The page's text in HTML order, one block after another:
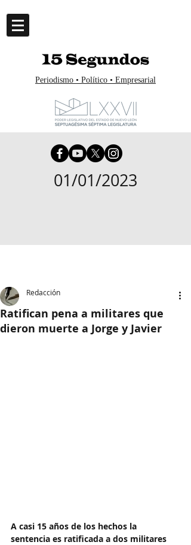
Periodismo • Político • Empresarial
01/01/2023
Ratifican pena a militares que
dieron muerte a Jorge y Javier
Redacción
A casi 15 años de los hechos la
sentencia es ratificada a dos militares